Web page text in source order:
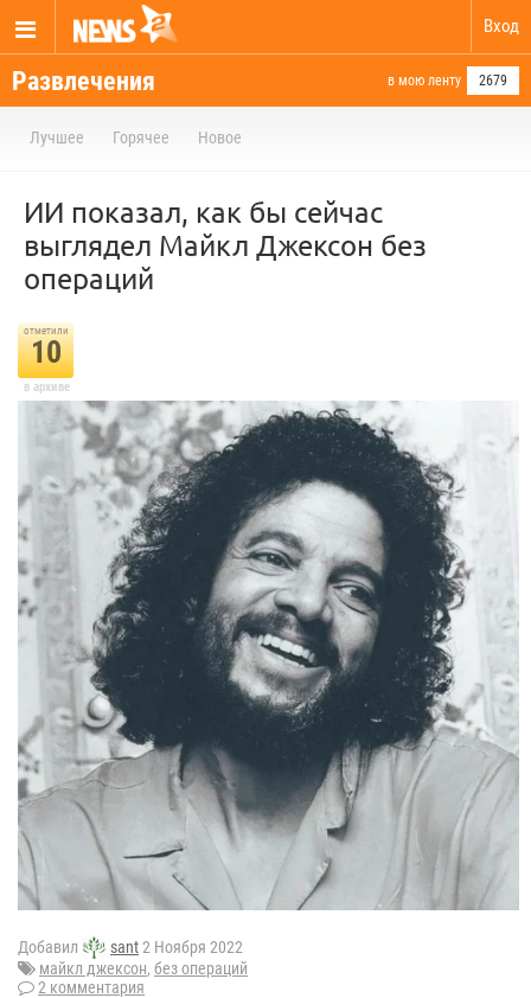
Вход
Развлечения в мою ленту 2679
Лучшее Горячее Новое
ИИ показал, как бы сейчас
выглядел Майкл Джексон без
операций
отметили
10
в архиве
Добавил sant2 Ноября 2022
майкл джексон, без операций
2 комментария